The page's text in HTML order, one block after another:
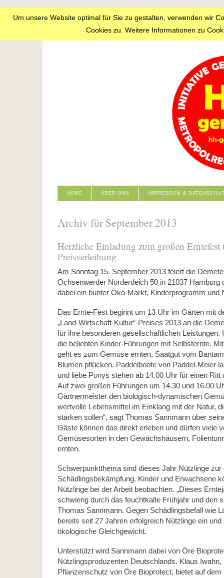
Um unsere Website optimal für Sie zu gestalten, verwenden wir
Cookies zu. Weitere Informationen zu
HOME ÜBER UNS IMPRESSUM &
Archiv für September 2013
Herzliche Einladung zum großen Erntefest
Preisverleihung
Am Sonntag 15. September 2013 feiert die
Ochsenwerder Norderdeich 50 in 21037 Hamburg
dabei ein bunter Öko-Markt, Kinderprogramm und
Das Ernte-Fest beginnt um 13 Uhr im Garten mit
„Land-Wirtschaft-Kultur“-Preises 2013 an die
für ihre besonderen gesellschaftlichen Leistungen.
die beliebten Kinder-Führungen mit Selbsternte.
geht es zum Gemüse ernten, Saatgut vom
Blumen pflücken. Paddelboote von Paddel-Meier
und liebe Ponys stehen ab 14.00 Uhr für einen Ritt
Auf zwei großen Führungen um 14.30 und 16.00
Gärtnermeister den biologisch-dynamischen
wertvolle Lebensmittel im Einklang mit der Natur,
stärken sollen“, sagt Thomas Sannmann über
Gäste können das direkt erleben und dürfen viele
Gemüsesorten in den Gewächshäusern,
ernten.
Schwerpunktthema sind dieses Jahr Nützlinge zur
Schädlingsbekämpfung. Kinder und Erwachsene
Nützlinge bei der Arbeit beobachten. „Dieses
schwierig durch das feuchtkalte Frühjahr und den
Thomas Sannmann. Gegen Schädlingsbefall wie
bereits seit 27 Jahren erfolgreich Nützlinge ein
ökologische Gleichgewicht.
Unterstützt wird Sannmann dabei von Öre
Nützlingsproduzenten Deutschlands. Klaus
Pflanzenschutz von Öre Bioprotect, bietet auf